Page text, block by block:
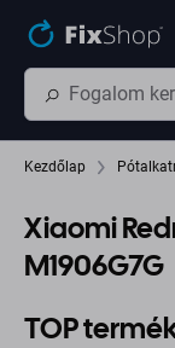
Kezdőlap
Xiaomi
M1906G7G
TOP